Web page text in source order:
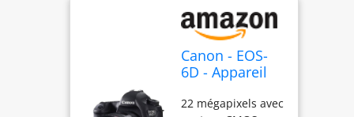
Canon - EOS-
6D - Appareil
Numérique -
22 mégapixels avec